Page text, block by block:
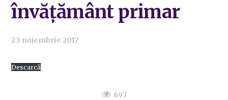
învățământ primar
23 noiembrie 2017
Descarcă
697